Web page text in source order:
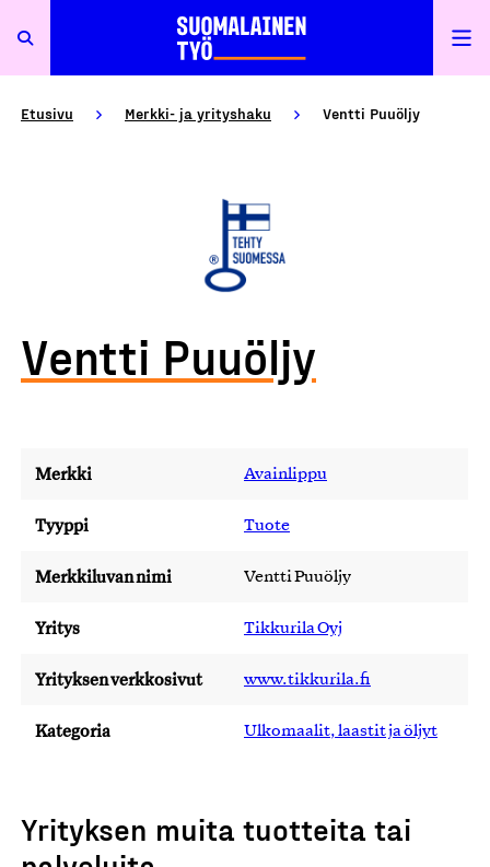
Etusivu Merkki- ja yrityshaku Ventti Puuöljy
Ventti Puuöljy
Merkki Avainlippu
Tyyppi Tuote
Merkkiluvan nimi Ventti Puuöljy
Yritys Tikkurila Oyj
Yrityksen verkkosivut www.tikkurila.fi
Kategoria Ulkomaalit, laastit ja öljyt
Yrityksen muita tuotteita tai